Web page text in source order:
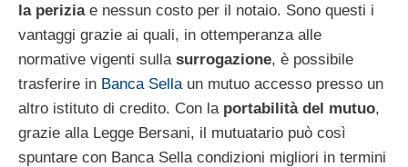
la periziae nessun costo per il notaio. Sono questi i
vantaggi grazie ai quali, in ottemperanza alle
normative vigenti sullasurrogazione, è possibile
trasferire in Banca Sellaun mutuo accesso presso un
altro istituto di credito. Con la portabilità del mutuo,
grazie alla Legge Bersani, il mutuatario può così
spuntare con Banca Sella condizioni migliori in termini